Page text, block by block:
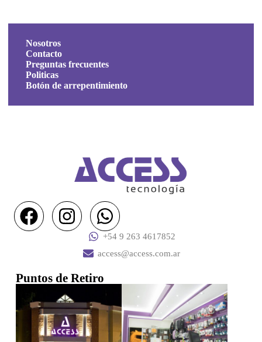
Nosotros
Contacto
Preguntas frecuentes
Politicas
Botón de arrepentimiento
+54 9 263 4617852
access@access.com.ar
Puntos de Retiro